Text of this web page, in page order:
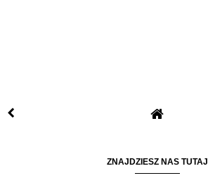
ZNAJDZIESZ NAS TUTAJ